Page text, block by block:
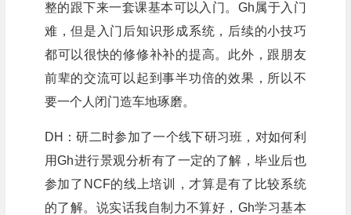
整的跟下来一套课基本可以入门。Gh属于入门
难，但是入门后知识形成系统，后续的小技巧
都可以很快的修修补补的提高。此外，跟朋友
前辈的交流可以起到事半功倍的效果，所以不
要一个人闭门造车地琢磨。
DH：研二时参加了一个线下研习班，对如何利
用Gh进行景观分析有了一定的了解，毕业后也
参加了NCF的线上培训，才算是有了比较系统
的了解。说实话我自制力不算好，Gh学习基本